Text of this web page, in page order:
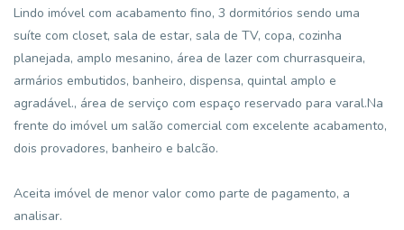
Lindo imóvel com acabamento fino, 3 dormitórios sendo uma
suíte com closet, sala de estar, sala de TV, copa, cozinha
planejada, amplo mesanino, área de lazer com churrasqueira,
armários embutidos, banheiro, dispensa, quintal amplo e
agradável., área de serviço com espaço reservado para varal.Na
frente do imóvel um salão comercial com excelente acabamento,
dois provadores, banheiro e balcão.
Aceita imóvel de menor valor como parte de pagamento, a
analisar.